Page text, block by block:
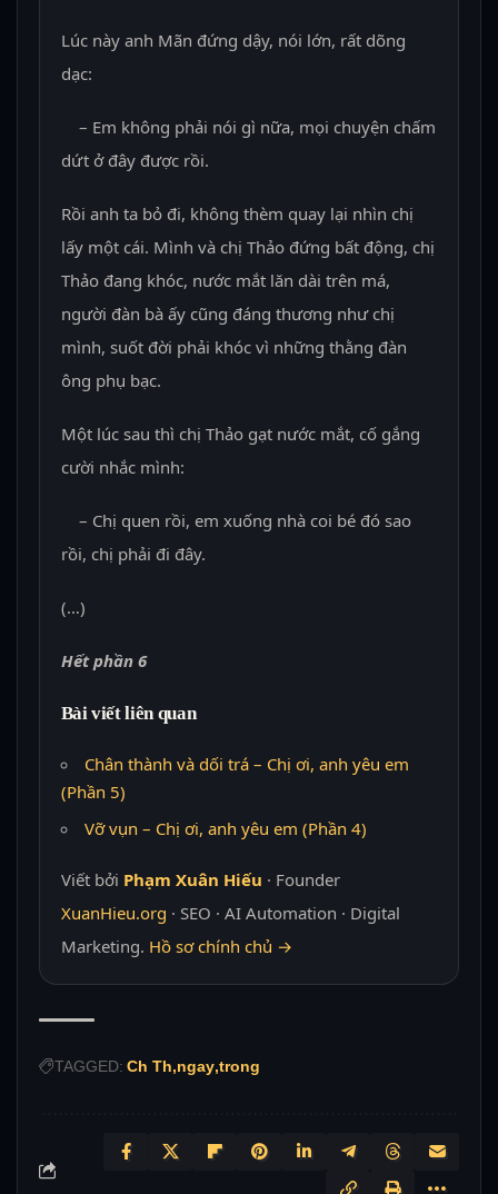
Lúc này anh Mãn đứng dậy, nói lớn, rất dõng
dạc:
– Em không phải nói gì nữa, mọi chuyện chấm
dứt ở đây được rồi.
Rồi anh ta bỏ đi, không thèm quay lại nhìn chị
lấy một cái. Mình và chị Thảo đứng bất động, chị
Thảo đang khóc, nước mắt lăn dài trên má,
người đàn bà ấy cũng đáng thương như chị
mình, suốt đời phải khóc vì những thằng đàn
ông phụ bạc.
Một lúc sau thì chị Thảo gạt nước mắt, cố gắng
cười nhắc mình:
– Chị quen rồi, em xuống nhà coi bé đó sao
rồi, chị phải đi đây.
(…)
Hết phần 6
Bài viết liên quan
Chân thành và dối trá – Chị ơi, anh yêu em
(Phần 5)
Vỡ vụn – Chị ơi, anh yêu em (Phần 4)
Viết bởi Phạm Xuân Hiếu · Founder
XuanHieu.org · SEO · AI Automation · Digital
Marketing. Hồ sơ chính chủ →
TAGGED: Ch Th ngay trong